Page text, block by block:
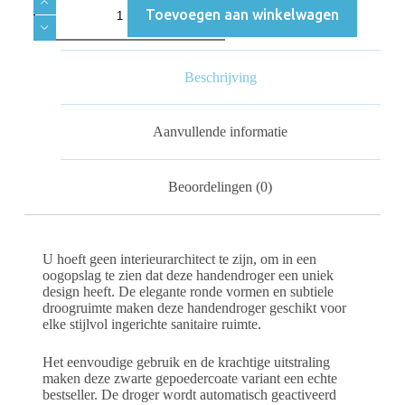
Toevoegen aan winkelwagen
Beschrijving
Aanvullende informatie
Beoordelingen (0)
U hoeft geen interieurarchitect te zijn, om in een
oogopslag te zien dat deze handendroger een uniek
design heeft. De elegante ronde vormen en subtiele
droogruimte maken deze handendroger geschikt voor
elke stijlvol ingerichte sanitaire ruimte.
Het eenvoudige gebruik en de krachtige uitstraling
maken deze zwarte gepoedercoate variant een echte
bestseller. De droger wordt automatisch geactiveerd